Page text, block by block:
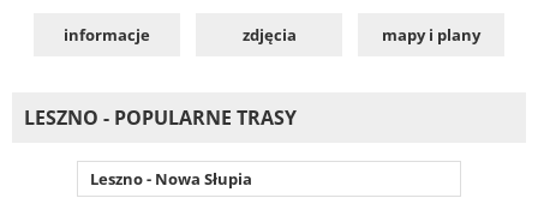
informacje zdjęcia mapy i plany
LESZNO - POPULARNE TRASY
Leszno - Nowa Słupia